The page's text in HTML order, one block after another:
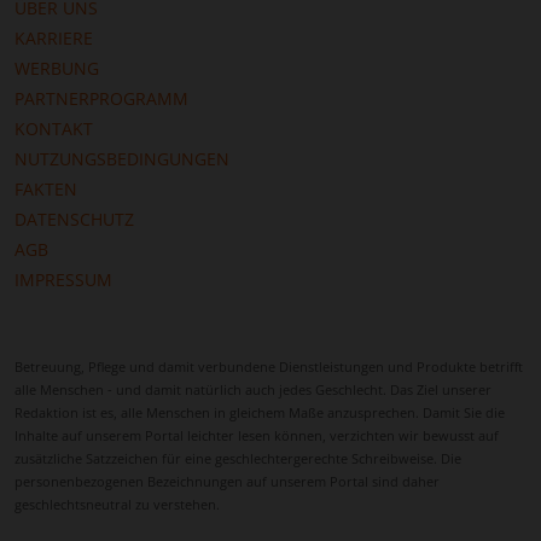
Jetzt kostenlos und unverbindlich eine Anfrage
stellen
Wenn Sie eine passende Betreuung für einen
Angehörigen suchen, können Sie über unser
Vergleichsportal kostenlos und unverbindlich eine
Anfrage stellen. Sie erhalten innerhalb kurzer Zeit
mehrere Angebote von geprüften
Vermittlungsagenturen, sodass Sie in Ruhe
vergleichen können, welche Betreuungskraft am
Mit wenigen Angaben zu Ihrer Situation erhalten Sie
individuelle Vorschläge, die optimal auf die
Bedürfnisse Ihres Angehörigen abgestimmt sind. So
Vertrauen schafft – für Sie, Ihre Familie und den
ÜBER UNS
KARRIERE
WERBUNG
PARTNERPROGRAMM
KONTAKT
NUTZUNGSBEDINGUNGEN
FAKTEN
DATENSCHUTZ
AGB
IMPRESSUM
Betreuung, Pflege und damit verbundene Dienstleistungen und Produkte betrifft
alle Menschen - und damit natürlich auch jedes Geschlecht. Das Ziel unserer
Redaktion ist es, alle Menschen in gleichem Maße anzusprechen. Damit Sie die
Inhalte auf unserem Portal leichter lesen können, verzichten wir bewusst auf
zusätzliche Satzzeichen für eine geschlechtergerechte Schreibweise. Die
personenbezogenen Bezeichnungen auf unserem Portal sind daher
geschlechtsneutral zu verstehen.